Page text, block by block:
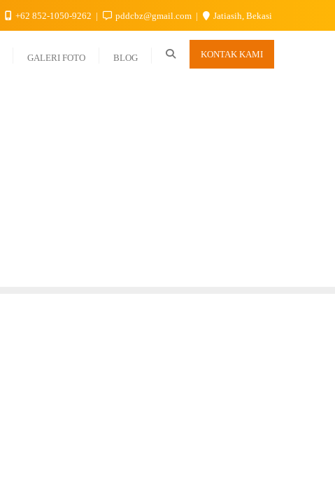
+62 852-1050-9262 pddcbz@gmail.com Jatiasih, Bekasi
GALERI FOTO BLOG KONTAK KAMI